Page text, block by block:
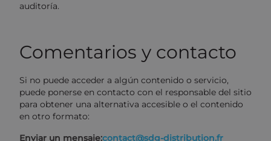
auditoría.
Comentarios y contacto
Si no puede acceder a algún contenido o servicio,
puede ponerse en contacto con el responsable del sitio
para obtener una alternativa accesible o el contenido
en otro formato:
Enviar un mensaje:contact@sdg-distribution.fr